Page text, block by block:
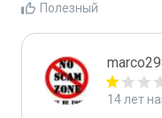
Полезный
14 лет